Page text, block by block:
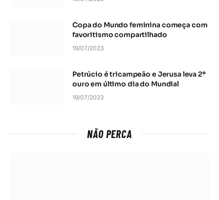
Copa do Mundo feminina começa com
favoritismo compartilhado
19/07/2023
Petrúcio é tricampeão e Jerusa leva 2º
ouro em último dia do Mundial
19/07/2023
NÃO PERCA